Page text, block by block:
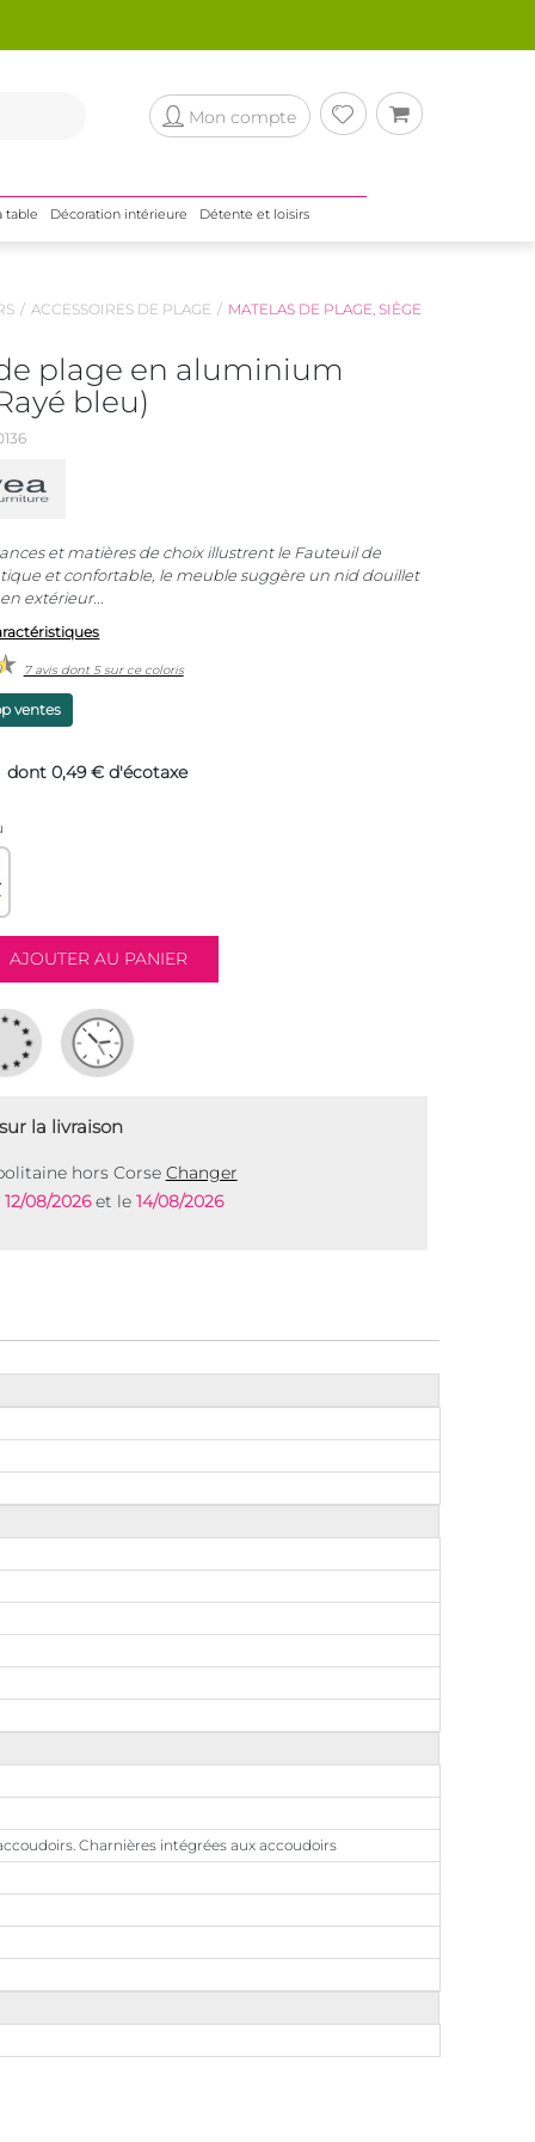
Mon compte
table Décoration intérieure Détente et loisirs
ACCESSOIRES DE PLAGE
MATELAS DE PLAGE, SIÈGE
plage en aluminium
bleu)
et matières de choix illustrent le Fauteuil de
et confortable, le meuble suggère un nid douillet
extérieur...
7 avis dont 5 sur ce coloris
ventes
dont 0,49 € d'écotaxe
la livraison
hors Corse Changer
12/08/2026et le 14/08/2026
Charnières intégrées aux accoudoirs